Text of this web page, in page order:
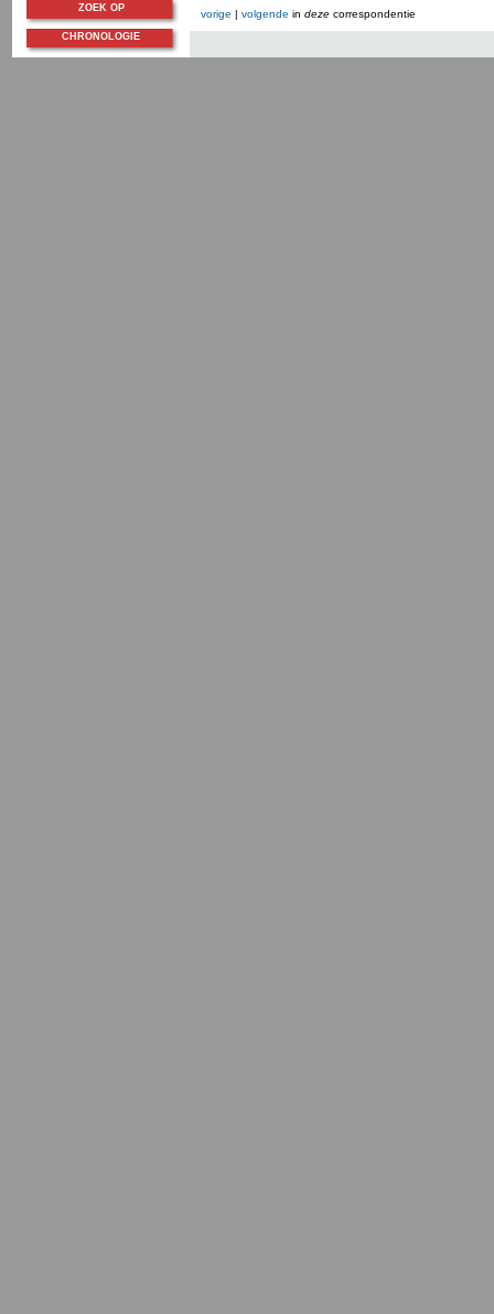
vorige | volgende in deze correspondentie
ZOEK OP
CHRONOLOGIE